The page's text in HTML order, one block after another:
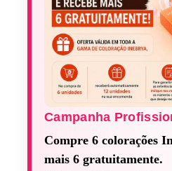
Campanha
Compre 6 colorações
mais 6 gratuitamente.